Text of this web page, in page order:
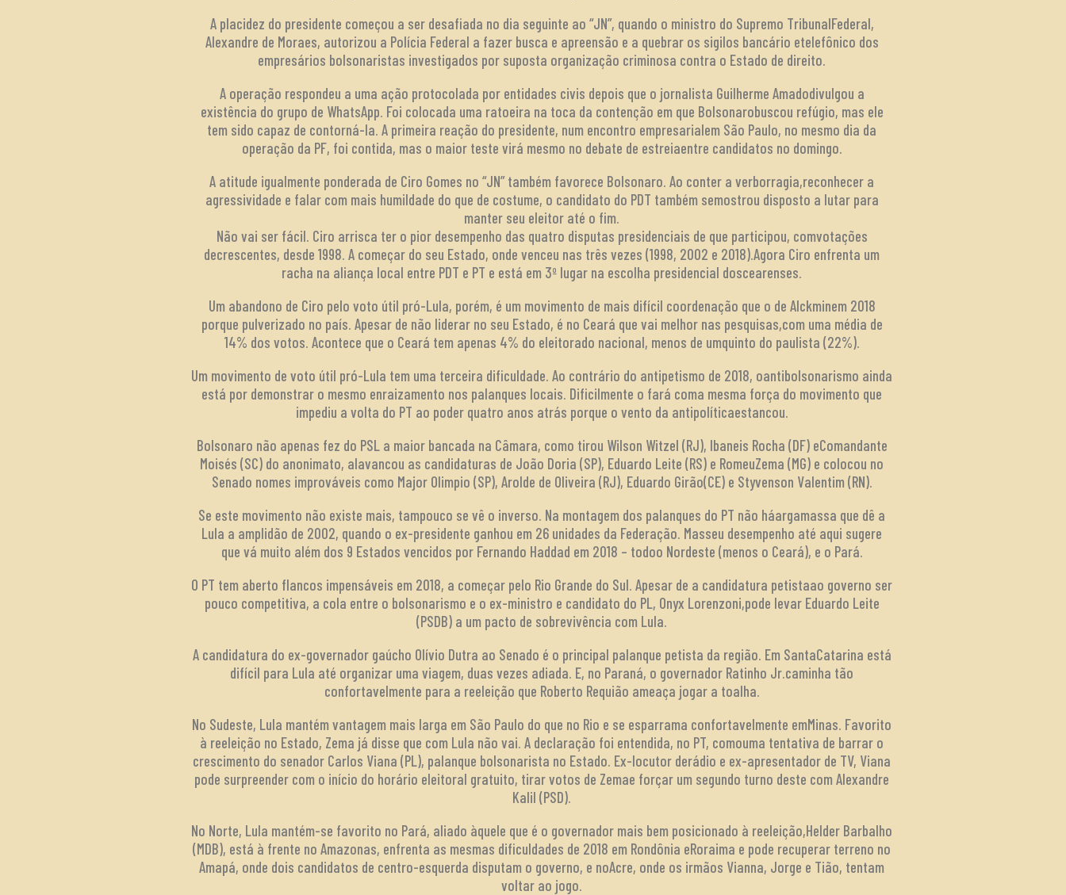
A placidez do presidente começou a ser desafiada no dia seguinte ao “JN”, quando o ministro do Supremo TribunalFederal,
Alexandre de Moraes, autorizou a Polícia Federal a fazer busca e apreensão e a quebrar os sigilos bancário etelefônico dos
empresários bolsonaristas investigados por suposta organização criminosa contra o Estado de direito.
A operação respondeu a uma ação protocolada por entidades civis depois que o jornalista Guilherme Amadodivulgou a
existência do grupo de WhatsApp. Foi colocada uma ratoeira na toca da contenção em que Bolsonarobuscou refúgio, mas ele
tem sido capaz de contorná-la. A primeira reação do presidente, num encontro empresarialem São Paulo, no mesmo dia da
operação da PF, foi contida, mas o maior teste virá mesmo no debate de estreiaentre candidatos no domingo.
A atitude igualmente ponderada de Ciro Gomes no “JN” também favorece Bolsonaro. Ao conter a verborragia,reconhecer a
agressividade e falar com mais humildade do que de costume, o candidato do PDT também semostrou disposto a lutar para
manter seu eleitor até o fim.
Não vai ser fácil. Ciro arrisca ter o pior desempenho das quatro disputas presidenciais de que participou, comvotações
decrescentes, desde 1998. A começar do seu Estado, onde venceu nas três vezes (1998, 2002 e 2018).Agora Ciro enfrenta um
racha na aliança local entre PDT e PT e está em 3º lugar na escolha presidencial doscearenses.
Um abandono de Ciro pelo voto útil pró-Lula, porém, é um movimento de mais difícil coordenação que o de Alckminem 2018
porque pulverizado no país. Apesar de não liderar no seu Estado, é no Ceará que vai melhor nas pesquisas,com uma média de
14% dos votos. Acontece que o Ceará tem apenas 4% do eleitorado nacional, menos de umquinto do paulista (22%).
Um movimento de voto útil pró-Lula tem uma terceira dificuldade. Ao contrário do antipetismo de 2018, oantibolsonarismo ainda
está por demonstrar o mesmo enraizamento nos palanques locais. Dificilmente o fará coma mesma força do movimento que
impediu a volta do PT ao poder quatro anos atrás porque o vento da antipolíticaestancou.
Bolsonaro não apenas fez do PSL a maior bancada na Câmara, como tirou Wilson Witzel (RJ), Ibaneis Rocha (DF) eComandante
Moisés (SC) do anonimato, alavancou as candidaturas de João Doria (SP), Eduardo Leite (RS) e RomeuZema (MG) e colocou no
Senado nomes improváveis como Major Olimpio (SP), Arolde de Oliveira (RJ), Eduardo Girão(CE) e Styvenson Valentim (RN).
Se este movimento não existe mais, tampouco se vê o inverso. Na montagem dos palanques do PT não háargamassa que dê a
Lula a amplidão de 2002, quando o ex-presidente ganhou em 26 unidades da Federação. Masseu desempenho até aqui sugere
que vá muito além dos 9 Estados vencidos por Fernando Haddad em 2018 – todoo Nordeste (menos o Ceará), e o Pará.
O PT tem aberto flancos impensáveis em 2018, a começar pelo Rio Grande do Sul. Apesar de a candidatura petistaao governo ser
pouco competitiva, a cola entre o bolsonarismo e o ex-ministro e candidato do PL, Onyx Lorenzoni,pode levar Eduardo Leite
(PSDB) a um pacto de sobrevivência com Lula.
A candidatura do ex-governador gaúcho Olívio Dutra ao Senado é o principal palanque petista da região. Em SantaCatarina está
difícil para Lula até organizar uma viagem, duas vezes adiada. E, no Paraná, o governador Ratinho Jr.caminha tão
confortavelmente para a reeleição que Roberto Requião ameaça jogar a toalha.
No Sudeste, Lula mantém vantagem mais larga em São Paulo do que no Rio e se esparrama confortavelmente emMinas. Favorito
à reeleição no Estado, Zema já disse que com Lula não vai. A declaração foi entendida, no PT, comouma tentativa de barrar o
crescimento do senador Carlos Viana (PL), palanque bolsonarista no Estado. Ex-locutor derádio e ex-apresentador de TV, Viana
pode surpreender com o início do horário eleitoral gratuito, tirar votos de Zemae forçar um segundo turno deste com Alexandre
Kalil (PSD).
No Norte, Lula mantém-se favorito no Pará, aliado àquele que é o governador mais bem posicionado à reeleição,Helder Barbalho
(MDB), está à frente no Amazonas, enfrenta as mesmas dificuldades de 2018 em Rondônia eRoraima e pode recuperar terreno no
Amapá, onde dois candidatos de centro-esquerda disputam o governo, e noAcre, onde os irmãos Vianna, Jorge e Tião, tentam
voltar ao jogo.